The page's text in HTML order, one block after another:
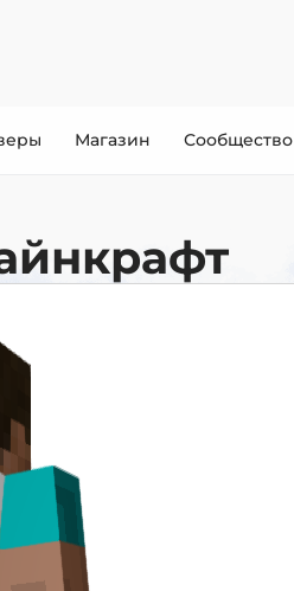
Магазин Сообщество